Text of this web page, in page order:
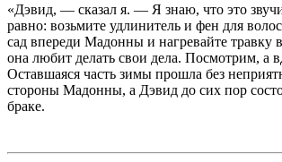
«Дэвид, — сказал я. — Я знаю, что это
равно: возьмите удлинитель и фен для
сад впереди Мадонны и нагревайте травку
она любит делать свои дела. Посмотрим, а
Оставшаяся часть зимы прошла без
стороны Мадонны, а Дэвид до сих пор
браке.